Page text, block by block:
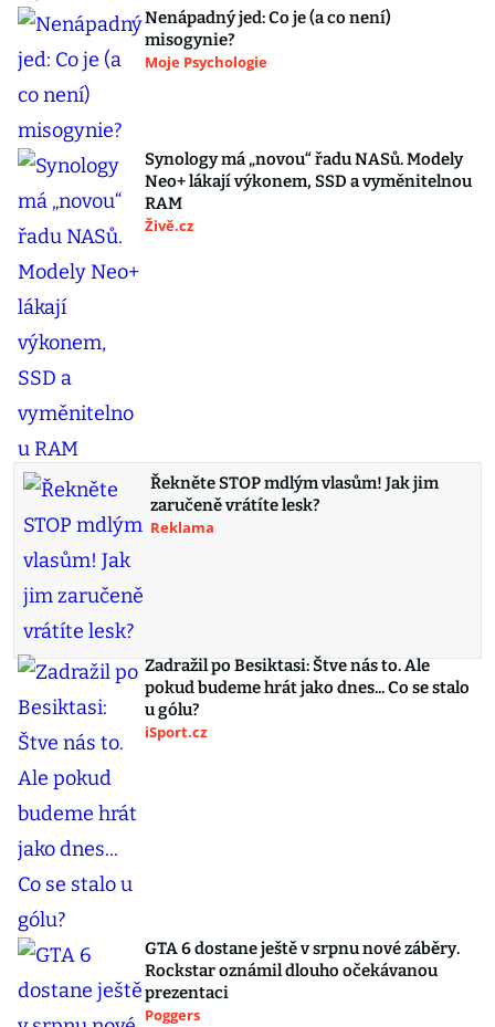
Nenápadný jed: Co je (a co není)
misogynie?
Moje Psychologie
Synology má „novou“ řadu NASů. Modely
Neo+ lákají výkonem, SSD a vyměnitelnou
RAM
Živě.cz
Řekněte STOP mdlým vlasům! Jak jim
zaručeně vrátíte lesk?
Reklama
Zadražil po Besiktasi: Štve nás to. Ale
pokud budeme hrát jako dnes... Co se stalo
u gólu?
iSport.cz
GTA 6 dostane ještě v srpnu nové záběry.
Rockstar oznámil dlouho očekávanou
prezentaci
Poggers